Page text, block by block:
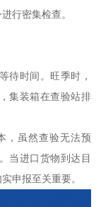
行密集检查。
待时间。旺季时，
集装箱在查验站排
，虽然查验无法预
当进口货物到达目
申报至关重要。